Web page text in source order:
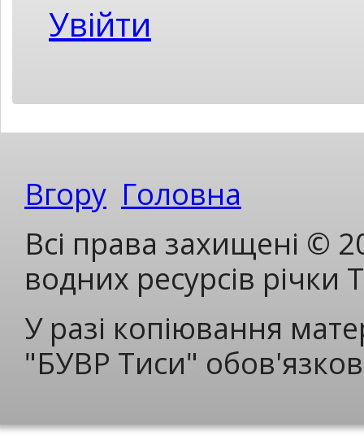
Увійти
Вгору Головна
Всі права захищені ©
водних ресурсів річки
У разі копіювання
"БУВР Тиси"